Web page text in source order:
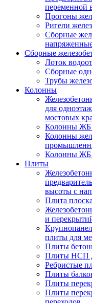
переменной
Прогоны
Ригели
Сборные
Сборные
Лоток
Сборные
Трубы
Колонны
для
мостовых
Колонны ЖБ
Колонны
Колонны ЖБ
Плиты
высоты с
Плита
и
плиты для
Плиты
Плиты НСП
Ребристые
Плиты
Плиты
Плиты